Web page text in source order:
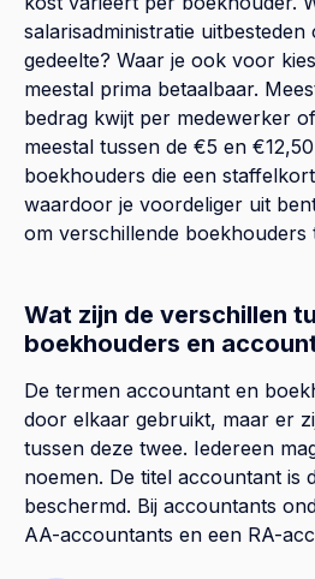
salarisadministratie
gedeelte? Waar je ook voor
meestal prima betaalbaar.
bedrag kwijt per medewerker
meestal tussen de €5 en
boekhouders die een
waardoor je voordeliger uit
om verschillende boekhouders
Wat zijn de verschillen
boekhouders en
De termen accountant en
door elkaar gebruikt, maar er
tussen deze twee. Iedereen
noemen. De titel accountant is
beschermd. Bij accountants
AA-accountants en een RA-